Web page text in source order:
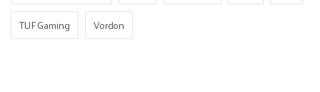
TUF Gaming
Vordon